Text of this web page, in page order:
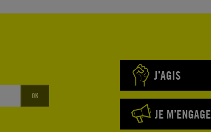
OK
J’AGIS
JE M’ENGAGE